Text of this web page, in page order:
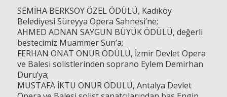
SEMİHA BERKSOY ÖZEL ÖDÜLÜ, Kadıköy
Belediyesi Süreyya Opera Sahnesi’ne;
AHMED ADNAN SAYGUN BÜYÜK ÖDÜLÜ, değerli
bestecimiz Muammer Sun’a;
FERHAN ONAT ONUR ÖDÜLÜ, İzmir Devlet Opera
ve Balesi solistlerinden soprano Eylem Demirhan
Duru’ya;
MUSTAFA İKTU ONUR ÖDÜLÜ, Antalya Devlet